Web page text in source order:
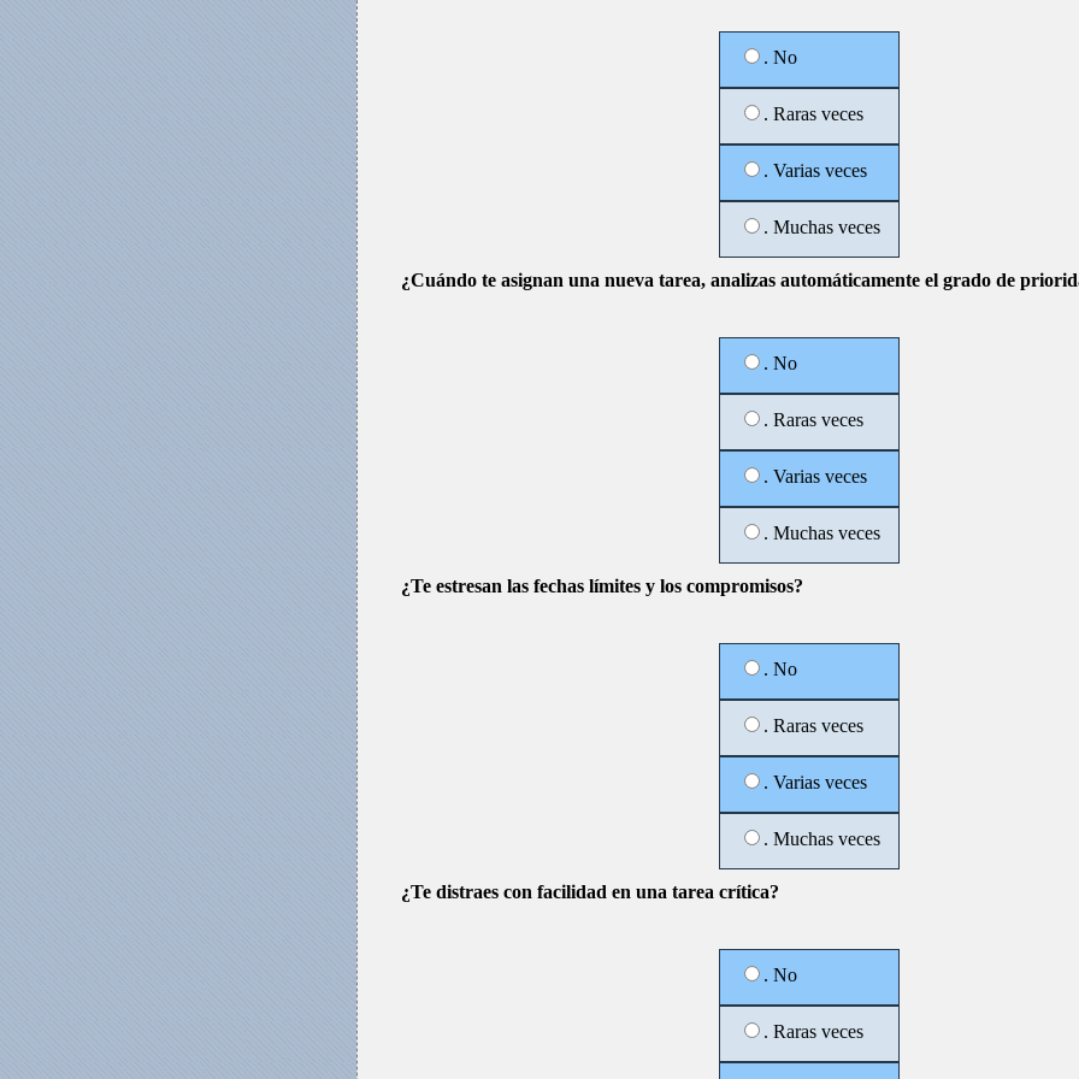
. No
. Raras veces
. Varias veces
. Muchas veces
¿Cuándo te asignan una nueva tarea, analizas automáticamente el grado de
. No
. Raras veces
. Varias veces
. Muchas veces
¿Te estresan las fechas límites y los compromisos?
. No
. Raras veces
. Varias veces
. Muchas veces
¿Te distraes con facilidad en una tarea crítica?
. No
. Raras veces